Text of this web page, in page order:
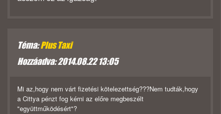
Téma:Plus Taxi
Hozzáadva: 2014.08.22 13:05
Mi az,hogy nem várt fizetési kötelezettség???Nem tudták,hogy
a Cittya pénzt fog kérni az előre megbeszélt
"együttműködésért"?